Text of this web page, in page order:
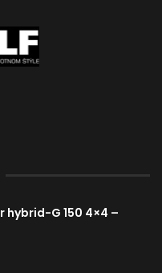
hybrid-G 150 4×4 –